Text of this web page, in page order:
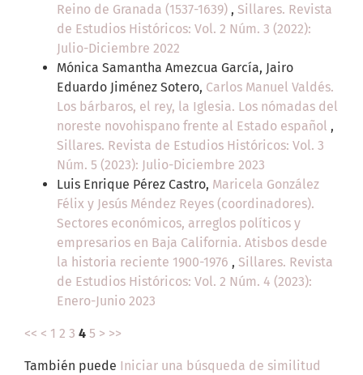
Reino de Granada (1537-1639) , Sillares. Revista
de Estudios Históricos: Vol. 2 Núm. 3 (2022):
Julio-Diciembre 2022
Mónica Samantha Amezcua García, Jairo
Eduardo Jiménez Sotero, Carlos Manuel Valdés.
Los bárbaros, el rey, la Iglesia. Los nómadas del
noreste novohispano frente al Estado español ,
Sillares. Revista de Estudios Históricos: Vol. 3
Núm. 5 (2023): Julio-Diciembre 2023
Luis Enrique Pérez Castro, Maricela González
Félix y Jesús Méndez Reyes (coordinadores).
Sectores económicos, arreglos políticos y
empresarios en Baja California. Atisbos desde
la historia reciente 1900-1976 , Sillares. Revista
de Estudios Históricos: Vol. 2 Núm. 4 (2023):
Enero-Junio 2023
<< < 1 2 3 4 5 > >>
También puede Iniciar una búsqueda de similitud